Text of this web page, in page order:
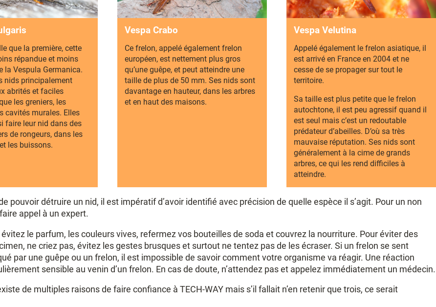
que la première, cette
répandue et moins
la Vespula Germanica.
nids principalement
abrités et faciles
les greniers, les
cavités murales. Elles
faire leur nid dans des
de rongeurs, dans les
les buissons.
Vespa Crabo
Ce frelon, appelé également frelon
européen, est nettement plus gros
qu’une guêpe, et peut atteindre une
taille de plus de 50 mm. Ses nids sont
davantage en hauteur, dans les arbres
et en haut des maisons.
Vespa Velutina
Appelé également le frelon asiatique, il
est arrivé en France en 2004 et ne
cesse de se propager sur tout le
territoire.
Sa taille est plus petite que le frelon
autochtone, il est peu agressif quand il
est seul mais c’est un redoutable
prédateur d’abeilles. D’où sa très
mauvaise réputation. Ses nids sont
généralement à la cime de grands
arbres, ce qui les rend difficiles à
atteindre.
pouvoir détruire un nid, il est impératif d’avoir identifié avec précision de quelle espèce il s’agit. Pour un non
appel à un expert.
le parfum, les couleurs vives, refermez vos bouteilles de soda et couvrez la nourriture. Pour éviter des
ne criez pas, évitez les gestes brusques et surtout ne tentez pas de les écraser. Si un frelon se sent
par une guêpe ou un frelon, il est impossible de savoir comment votre organisme va réagir. Une réaction
sensible au venin d’un frelon. En cas de doute, n’attendez pas et appelez immédiatement un médecin.
de multiples raisons de faire confiance à TECH-WAY mais s’il fallait n’en retenir que trois, ce serait